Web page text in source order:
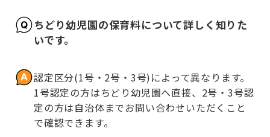
ちどり幼児園の保育料について詳しく知りた
いです。
認定区分(1号・2号・3号)によって異なります。
1号認定の方はちどり幼児園へ直接、2号・3号認
定の方は自治体までお問い合わせいただくこと
で確認できます。